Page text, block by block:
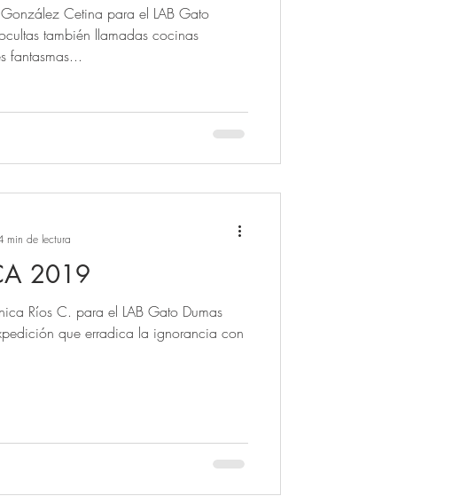
Cetina para el LAB Gato
también llamadas cocinas
fantasmas...
2019
Ríos C. para el LAB Gato Dumas
que erradica la ignorancia con
min de lectura